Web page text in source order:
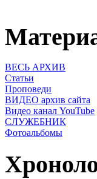
ВЕСЬ АРХИВ
Статьи
Проповеди
ВИДЕО архив сайта
Видео канал YouTube
СЛУЖЕБНИК
Фотоальбомы